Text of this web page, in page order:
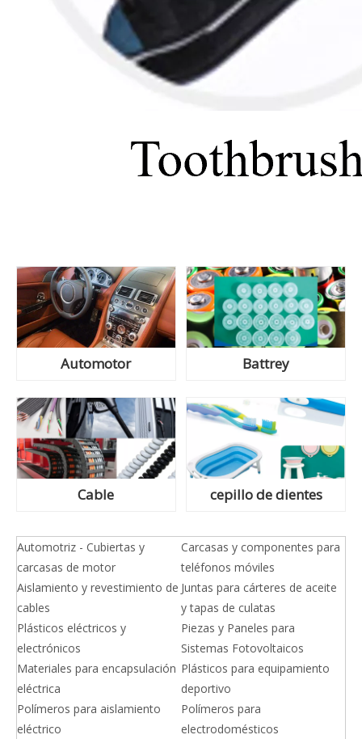
Automotor Battrey
Cable cepillo de dientes
Automotriz - Cubiertas y
carcasas de motor
Aislamiento y revestimiento de
cables
Plásticos eléctricos y
electrónicos
Materiales para encapsulación
eléctrica
Polímeros para aislamiento
eléctrico
Carcasas y componentes para
teléfonos móviles
Juntas para cárteres de aceite
y tapas de culatas
Piezas y Paneles para
Sistemas Fotovoltaicos
Plásticos para equipamiento
deportivo
Polímeros para
electrodomésticos